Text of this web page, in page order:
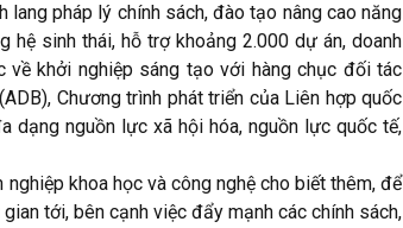
lang pháp lý chính sách, đào tạo nâng cao năng
hệ sinh thái, hỗ trợ khoảng 2.000 dự án, doanh
về khởi nghiệp sáng tạo với hàng chục đối tác
Chương trình phát triển của Liên hợp quốc
dạng nguồn lực xã hội hóa, nguồn lực quốc tế,
khoa học và công nghệ cho biết thêm, để
tới, bên cạnh việc đẩy mạnh các chính sách,